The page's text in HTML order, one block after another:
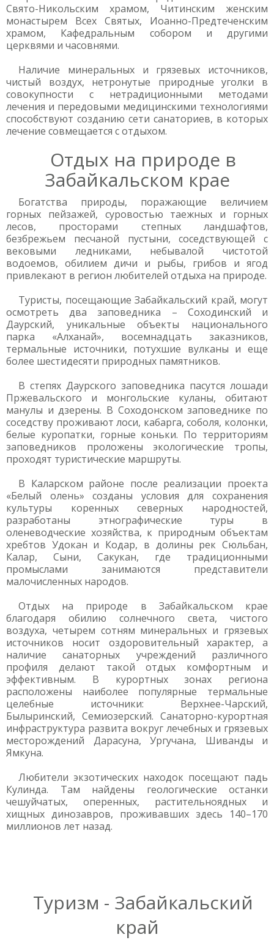
Свято-Никольским храмом, Читинским женским
монастырем Всех Святых, Иоанно-Предтеченским
храмом, Кафедральным собором и другими
церквями и часовнями.
Наличие минеральных и грязевых источников,
чистый воздух, нетронутые природные уголки в
совокупности с нетрадиционными методами
лечения и передовыми медицинскими технологиями
способствуют созданию сети санаториев, в которых
лечение совмещается с отдыхом.
Отдых на природе в
Забайкальском крае
Богатства природы, поражающие величием
горных пейзажей, суровостью таежных и горных
лесов, просторами степных ландшафтов,
безбрежьем песчаной пустыни, соседствующей с
вековыми ледниками, небывалой чистотой
водоемов, обилием дичи и рыбы, грибов и ягод
привлекают в регион любителей отдыха на природе.
Туристы, посещающие Забайкальский край, могут
осмотреть два заповедника – Соходинский и
Даурский, уникальные объекты национального
парка «Алханай», восемнадцать заказников,
термальные источники, потухшие вулканы и еще
более шестидесяти природных памятников.
В степях Даурского заповедника пасутся лошади
Пржевальского и монгольские куланы, обитают
манулы и дзерены. В Соходонском заповеднике по
соседству проживают лоси, кабарга, соболя, колонки,
белые куропатки, горные коньки. По территориям
заповедников проложены экологические тропы,
проходят туристические маршруты.
В Каларском районе после реализации проекта
«Белый олень» созданы условия для сохранения
культуры коренных северных народностей,
разработаны этнографические туры в
оленеводческие хозяйства, к природным объектам
хребтов Удокан и Кодар, в долины рек Сюльбан,
Калар, Сыни, Сакукан, где традиционными
промыслами занимаются представители
малочисленных народов.
Отдых на природе в Забайкальском крае
благодаря обилию солнечного света, чистого
воздуха, четырем сотням минеральных и грязевых
источников носит оздоровительный характер, а
наличие санаторных учреждений различного
профиля делают такой отдых комфортным и
эффективным. В курортных зонах региона
расположены наиболее популярные термальные
целебные источники: Верхнее-Чарский,
Былыринский, Семиозерский. Санаторно-курортная
инфраструктура развита вокруг лечебных и грязевых
месторождений Дарасуна, Ургучана, Шиванды и
Ямкуна.
Любители экзотических находок посещают падь
Кулинда. Там найдены геологические останки
чешуйчатых, оперенных, растительноядных и
хищных динозавров, проживавших здесь 140–170
миллионов лет назад.
Туризм - Забайкальский
край